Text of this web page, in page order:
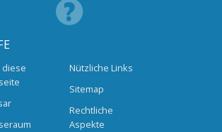
Nützliche Links
Sitemap
Rechtliche
Aspekte